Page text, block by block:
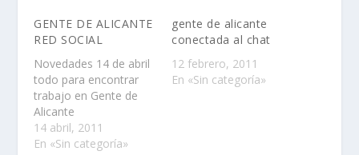
GENTE DE ALICANTE
RED SOCIAL
Novedades 14 de abril
todo para encontrar
trabajo en Gente de
Alicante
14 abril, 2011
En «Sin categoría»
gente de alicante
conectada al chat
12 febrero, 2011
En «Sin categoría»